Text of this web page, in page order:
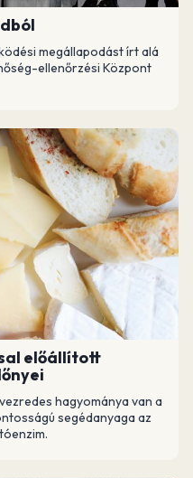
megállapodást írt alá
ellenőrzési Központ
előállított
hagyománya van a
segédanyaga az